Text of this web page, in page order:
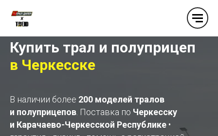
Купить трал и полуприцеп
в Черкесске
В наличии более 200 моделей тралов
и полуприцепов . Поставка по Черкесску
и Карачаево-Черкесской Республике •